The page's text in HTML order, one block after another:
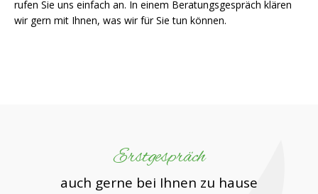
rufen Sie uns einfach an. In einem Beratungsgespräch klären
wir gern mit Ihnen, was wir für Sie tun können.
Erstgespräch
auch gerne bei Ihnen zu hause